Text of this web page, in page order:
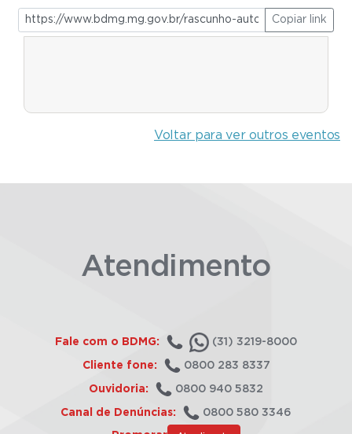
Copiar link
Voltar para ver outros eventos
Atendimento
Fale com o BDMG: (31) 3219-8000
Cliente fone: 0800 283 8337
Ouvidoria: 0800 940 5832
Canal de Denúncias: 0800 580 3346